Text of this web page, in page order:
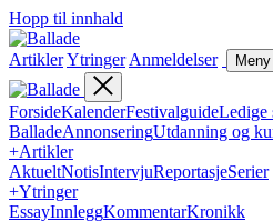
Hopp til innhald
ArtiklerYtringer Anmeldelser Meny
ForsideKalenderFestivalguideLedige
BalladeAnnonseringUtdanning og
+Artikler
AktueltNotisIntervjuReportasjeSerier
+Ytringer
EssayInnleggKommentarKronikk